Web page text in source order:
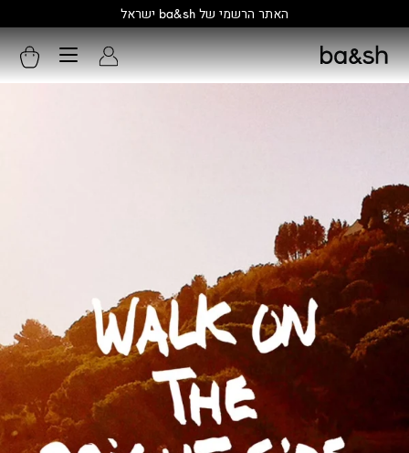
קולקציה חדשה:גלו עוד